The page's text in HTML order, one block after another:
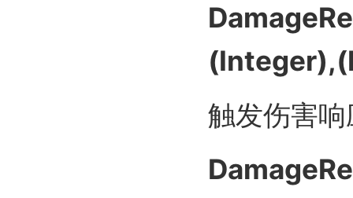
触发伤害